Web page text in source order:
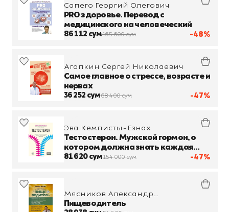
-48%
Сапего Георгий Олегович
PRO здоровье. Перевод с
медицинского на человеческий
86 112 сум165 600 сум
-47%
Агапкин Сергей Николаевич
Самое главное о стрессе, возрасте и
нервах
36 252 сум68 400 сум
-47%
Эва Кемписты-Езнах
Тестостерон. Мужской гормон, о
котором должна знать каждая
женщина
81 620 сум154 000 сум
Мясников Александр
Леонидович
Пищеводитель